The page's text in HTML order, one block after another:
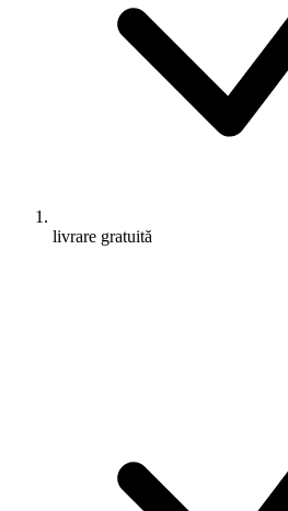
livrare gratuită